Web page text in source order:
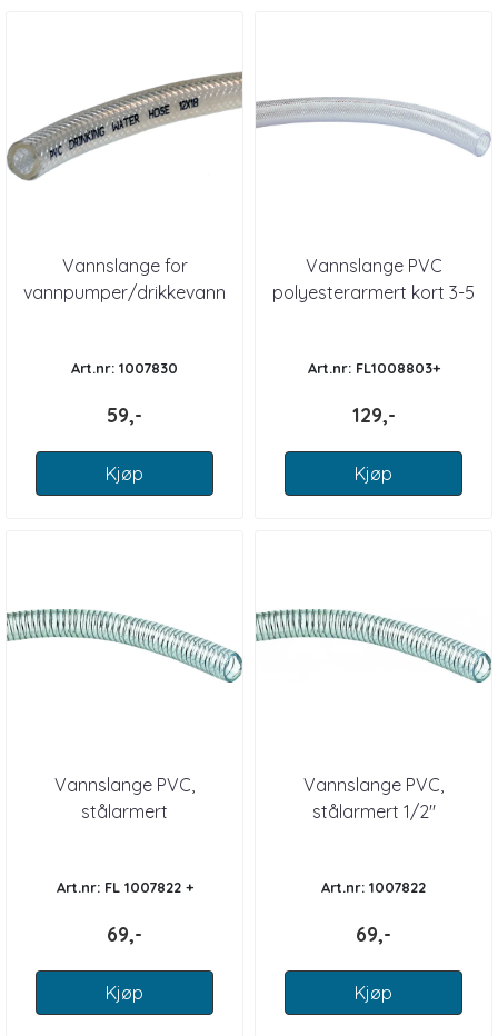
Vannslange for
vannpumper/drikkevann
Art.nr: 1007830
59,-
Kjøp
Vannslange PVC
polyesterarmert kort 3-5
Art.nr: FL1008803+
129,-
Kjøp
Vannslange PVC,
stålarmert
Art.nr: FL 1007822 +
69,-
Kjøp
Vannslange PVC,
stålarmert 1/2"
Art.nr: 1007822
69,-
Kjøp